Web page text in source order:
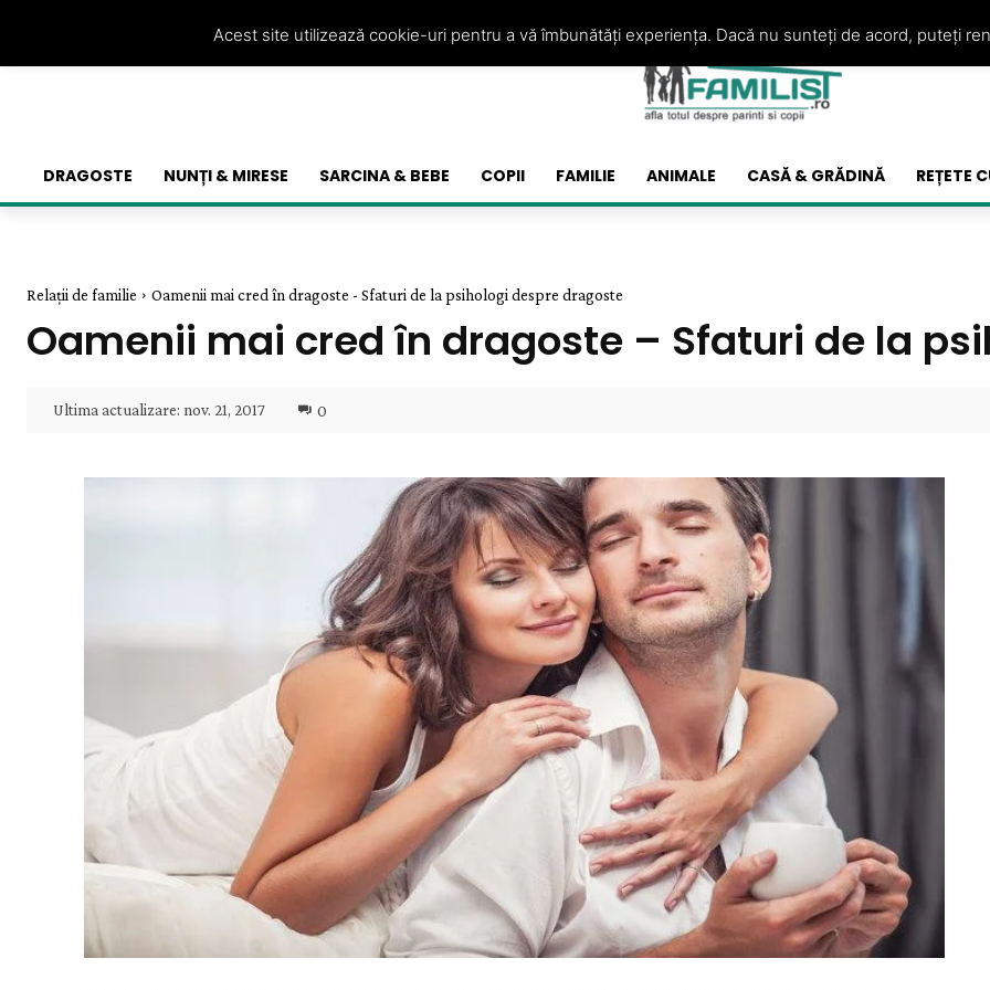
DRAGOSTE NUNȚI & MIRESE SARCINA & BEBE COPII FAMILIE ANIMALE CASĂ & GRĂDINĂ REȚETE
Relații de familie Oamenii mai cred în dragoste - Sfaturi de la psihologi despre dragoste
Oamenii mai cred în dragoste – Sfaturi de la
Ultima actualizare: nov. 21, 2017 0
Acest site utilizează cookie-uri pentru a vă îmbunătăți experiența. Dacă nu sunteți de acord, puteți